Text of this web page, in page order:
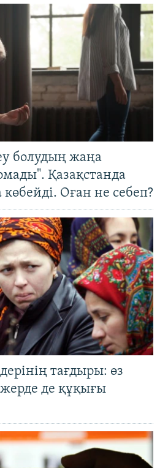
болудың жаңа
Қазақстанда
Оған не себеп?
тағдыры: өз
де құқығы